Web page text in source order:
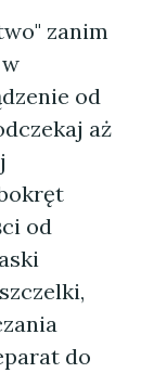
zanim
od
aż
od
do